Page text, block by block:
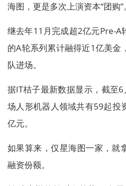
海图，更是多次上演资本“团购”。
继去年11月完成超2亿元Pre-A
的A轮系列累计融得近1亿美金
队进场。
据IT桔子最新数据显示，截至
场人形机器人领域共有59起投
亿元。
如果算来，仅星海图一家，就
融资份额。